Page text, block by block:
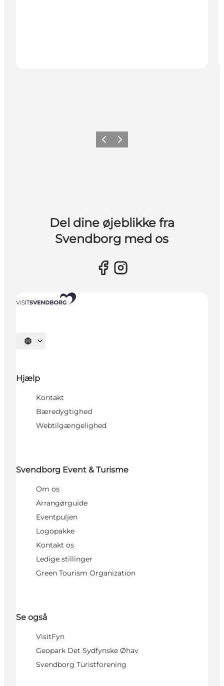
Forrige billede
Næste billede
Del dine øjeblikke fra
Svendborg med os
Vælg sprog
Hjælp
Kontakt
Bæredygtighed
Webtilgængelighed
Svendborg Event & Turisme
Om os
Arrangørguide
Eventpuljen
Logopakke
Kontakt os
Ledige stillinger
Green Tourism Organization
Se også
VisitFyn
Geopark Det Sydfynske Øhav
Svendborg Turistforening